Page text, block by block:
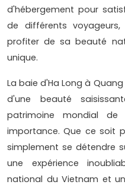
d'hébergement pour
de différents
profiter de sa beauté
unique.
La baie d'Ha Long à
d'une beauté
patrimoine mondial de
importance. Que ce soit
simplement se détendre
une expérience
national du Vietnam et